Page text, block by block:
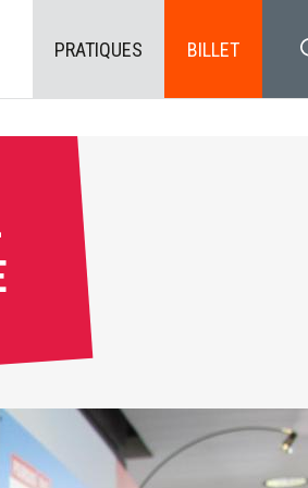
PRATIQUES BILLET